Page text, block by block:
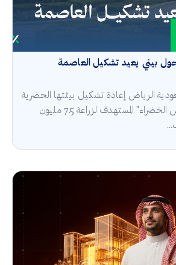
بيئي يعيد تشكيل العاصمة
الرياض إعادة تشكيل بيئتها الحضرية
ضمن مشروع "الرياض الخضراء" المستهدف لزراعة 7.5 مليون